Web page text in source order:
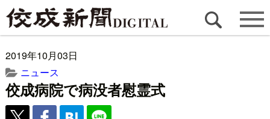
2019年10月03日
ニュース
佼成病院で病没者慰霊式